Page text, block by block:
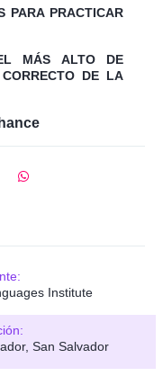
PARA PRACTICAR
MÁS ALTO DE
DE LA
Institute
San Salvador